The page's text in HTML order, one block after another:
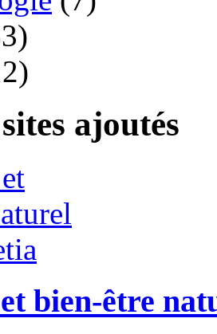
ajoutés
bien-être